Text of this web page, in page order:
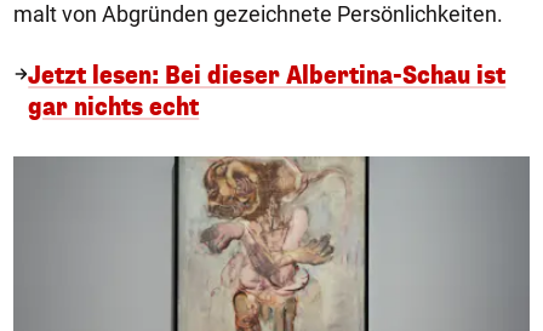
malt von Abgründen gezeichnete Persönlichkeiten.
Jetzt lesen: Bei dieser Albertina-Schau ist
gar nichts echt